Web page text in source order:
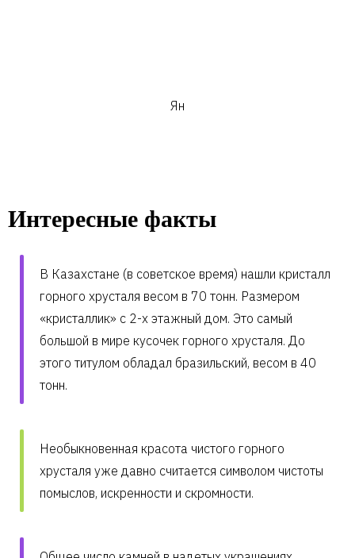
Ян
Интересные факты
В Казахстане (в советское время) нашли кристалл
горного хрусталя весом в 70 тонн. Размером
«кристаллик» с 2-х этажный дом. Это самый
большой в мире кусочек горного хрусталя. До
этого титулом обладал бразильский, весом в 40
тонн.
Необыкновенная красота чистого горного
хрусталя уже давно считается символом чистоты
помыслов, искренности и скромности.